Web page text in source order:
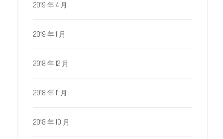
2019 年 4 月
2019 年 1 月
2018 年 12 月
2018 年 11 月
2018 年 10 月